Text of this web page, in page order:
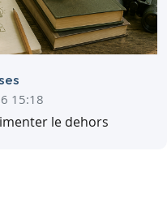
15:18
le dehors